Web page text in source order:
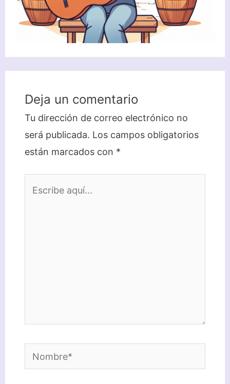
Deja un comentario
Tu dirección de correo electrónico no
será publicada. Los campos obligatorios
están marcados con *
Nombre*